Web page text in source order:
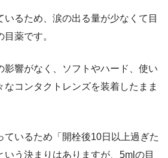
いるため、涙の出る量が少なくて目
薬です。
影響がなく、ソフトやハード、使い
なコンタクトレンズを装着したまま
ているため「開栓後10日以上過ぎた
いう決まりはありますが、5mlの目